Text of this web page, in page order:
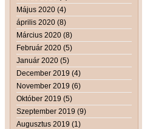
Május 2020 (4)
április 2020 (8)
Március 2020 (8)
Február 2020 (5)
Január 2020 (5)
December 2019 (4)
November 2019 (6)
Október 2019 (5)
Szeptember 2019 (9)
Augusztus 2019 (1)